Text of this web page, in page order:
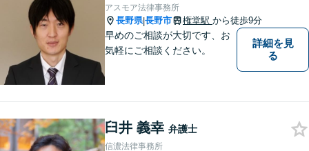
アスモア法律事務所
長野県|長野市 権堂駅 から徒歩9分
早めのご相談が大切です、お
気軽にご相談ください。
詳細を見
る
臼井 義幸 弁護士
信濃法律事務所